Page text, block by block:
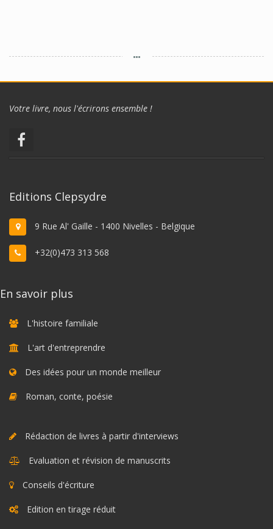
Votre livre, nous l'écrirons ensemble !
Editions Clepsydre
9 Rue Al' Gaille - 1400 Nivelles - Belgique
+32(0)473 313 568
En savoir plus
L'histoire familiale
L'art d'entreprendre
Des idées pour un monde meilleur
Roman, conte, poésie
Rédaction de livres à partir d'interviews
Evaluation et révision de manuscrits
Conseils d'écriture
Edition en tirage réduit